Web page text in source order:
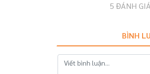
5 ĐÁNH GIÁ
BÌNH